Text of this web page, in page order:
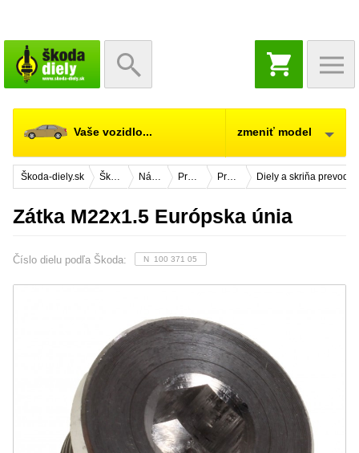
NÁKUPNÝ
KOŠÍK
Vaše vozidlo... zmeniť model
Škoda-diely.sk Škoda Fabia Náhradné diely Prevodovka, diferenciál Prevodovka Diely a skriňa
Zátka M22x1.5 Európska únia
Číslo dielu podľa Škoda: N 100 371 05